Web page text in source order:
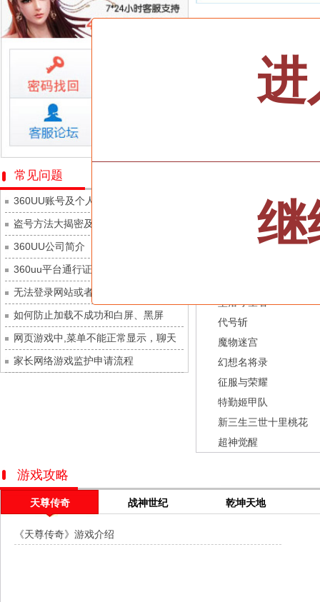
正中靶心
每日新服
今日 10:00点
神兵奇迹
每日新服
微乐捕鱼千炮版每日新服
帕瓦勇者传说
群英风华录
每日新服
小小仙王
少年名将
每日新服
寻龙英雄
每日新服
今日 10:00点
魔物迷宫
城防三国志
每日新服
九梦仙域
每日新服
豌豆大作战
每日新服
灵魂序章
每日新服
冒险守护
每日新服
绝地苍穹
每日新服
今日 10:00点
代号斩
每日新服
今日 10:00点
异星战舰
每日新服
今日 10:00点
天空的魔幻城
斩魔问道
每日新服
今日 10:00点
灵魂契约
每日新服
今日 10:00点
山海经异兽录 每日新服
常见问题
360UU账号及个人资料游戏数据安全
盗号方法大揭密及防范措施？
360UU公司简介
360uu平台通行证用户服务协议和相关
的条款和条件
无法登录网站或者看不到游戏列表的解
决方法
如何防止加载不成功和白屏、黑屏
网页游戏中,菜单不能正常显示，聊天
及其它功能不能正常使用的解决办法
家长网络游戏监护申请流程
仙侠
ABC DEF
天尊传奇
忍术大作战-山海封神
黎明召唤
龙之战歌
坠落守望者
代号斩
魔物迷宫
幻想名将录
征服与荣耀
特勤姬甲队
新三生三世十里桃花
超神觉醒
游戏攻略
天尊传奇 战神世纪 乾坤天地
《天尊传奇》游戏介绍
进
继